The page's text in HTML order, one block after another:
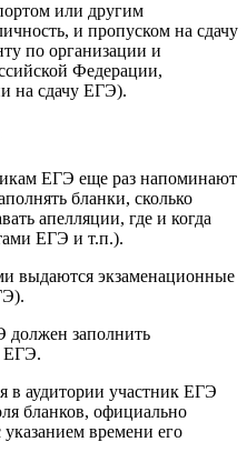
или другим
и пропуском на сдачу
по организации и
Федерации,
на сдачу ЕГЭ).
ЕГЭ еще раз напоминают
бланки, сколько
апелляции, где и когда
ЕГЭ и т.п.).
выдаются экзаменационные
должен заполнить
ЕГЭ.
в аудитории участник ЕГЭ
бланков, официально
указанием времени его